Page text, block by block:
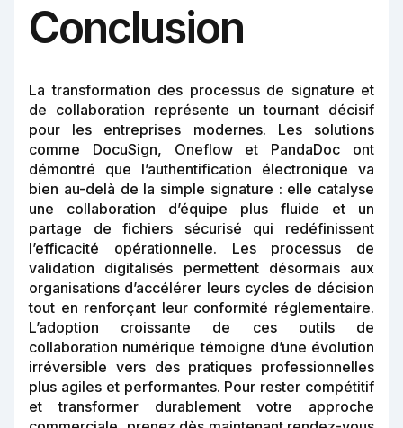
Conclusion
La transformation des processus de signature et
de collaboration représente un tournant décisif
pour les entreprises modernes. Les solutions
comme DocuSign, Oneflow et PandaDoc ont
démontré que l’authentification électronique va
bien au-delà de la simple signature : elle catalyse
une collaboration d’équipe plus fluide et un
partage de fichiers sécurisé qui redéfinissent
l’efficacité opérationnelle. Les processus de
validation digitalisés permettent désormais aux
organisations d’accélérer leurs cycles de décision
tout en renforçant leur conformité réglementaire.
L’adoption croissante de ces outils de
collaboration numérique témoigne d’une évolution
irréversible vers des pratiques professionnelles
plus agiles et performantes. Pour rester compétitif
et transformer durablement votre approche